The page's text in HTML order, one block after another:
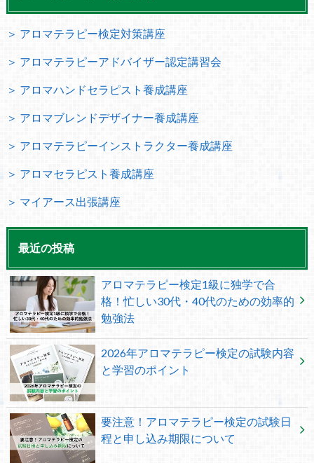
＞ アロマテラピー検定対策講座
＞ アロマテラピーアドバイザー認定講習会
＞ アロマハンドセラピスト養成講座
＞ アロマブレンドデザイナー養成講座
＞ アロマテラピーインストラクター養成講座
＞ アロマセラピスト養成講座
＞ マイアース出張講座
最近の投稿
アロマテラピー検定1級に独学で合
格！忙しい30代・40代のための効率的
勉強法
2026年アロマテラピー検定の試験内容
と学習のポイント
要注意！アロマテラピー検定の試験日
程と申し込み期限について